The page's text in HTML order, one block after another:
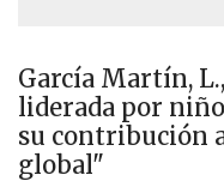
García Martín,
liderada por
su contribución
global"